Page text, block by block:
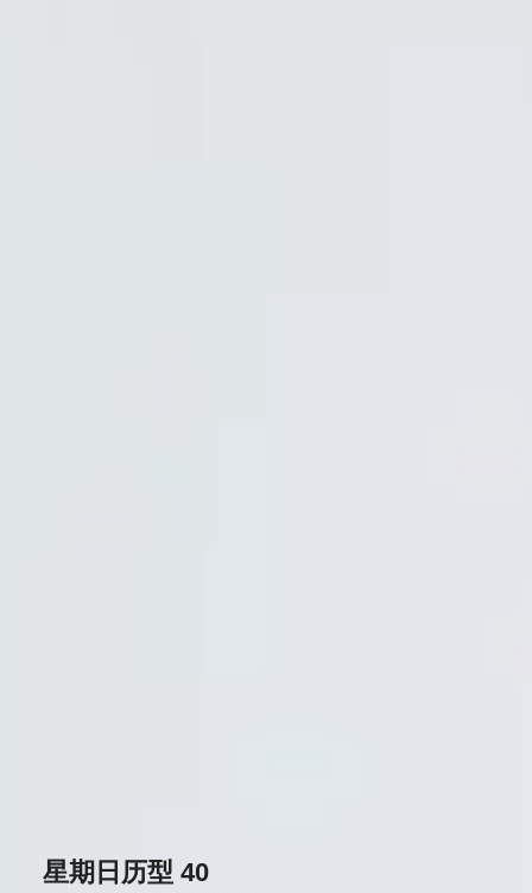
星期日历型 40